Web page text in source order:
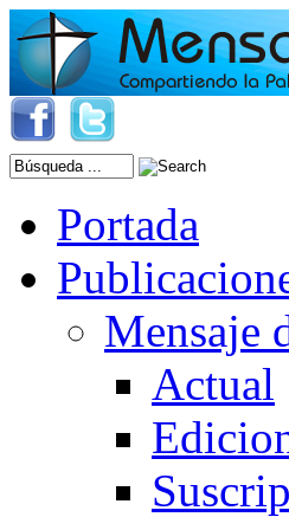
Portada
Mensaje
Actual